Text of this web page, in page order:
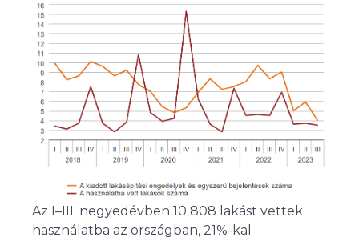
Az I–III. negyedévben 10 808 lakást vettek
használatba az országban, 21%-kal